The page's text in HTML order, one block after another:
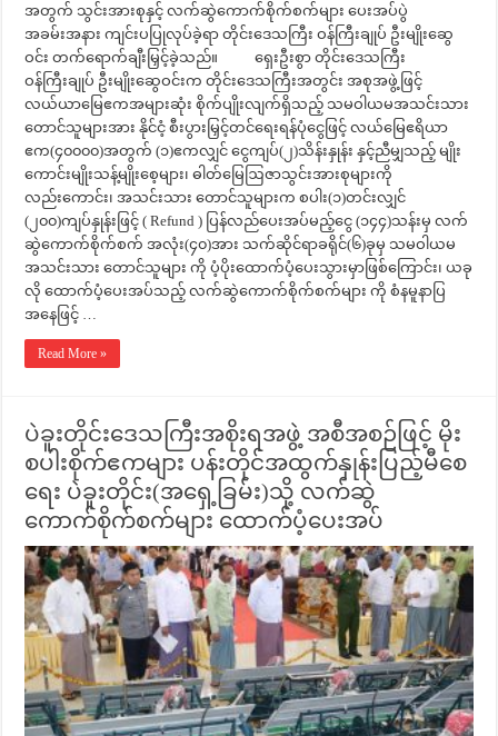
အတွက် သွင်းအားစုနှင့် လက်ဆွဲကောက်စိုက်စက်များ ပေးအပ်ပွဲ
အခမ်းအနား ကျင်းပပြုလုပ်ခဲ့ရာ တိုင်းဒေသကြီး ဝန်ကြီးချုပ် ဦးမျိုးဆွေ
ဝင်း တက်ရောက်ချီးမြှင့်ခဲ့သည်။ ရှေးဦးစွာ တိုင်းဒေသကြီး
ဝန်ကြီးချုပ် ဦးမျိုးဆွေဝင်းက တိုင်းဒေသကြီးအတွင်း အစုအဖွဲ့ဖြင့်
လယ်ယာမြေဧကအများဆုံး စိုက်ပျိုးလျက်ရှိသည့် သမဝါယမအသင်းသား
တောင်သူများအား နိုင်ငံ့ စီးပွားမြှင့်တင်ရေးရန်ပုံငွေဖြင့် လယ်မြေဧရိယာ
ဧက(၄၀၀၀၀)အတွက် (၁)ဧကလျှင် ငွေကျပ်(၂)သိန်းနှုန်း နှင့်ညီမျှသည့် မျိုး
ကောင်းမျိုးသန့်မျိုးစေ့များ၊ ဓါတ်မြေဩဇာသွင်းအားစုများကို
လည်းကောင်း၊ အသင်းသား တောင်သူများက စပါး(၁)တင်းလျှင်
(၂၀၀)ကျပ်နှုန်းဖြင့် ( Refund ) ပြန်လည်ပေးအပ်မည့်ငွေ (၁၄၄)သန်းမှ လက်
ဆွဲကောက်စိုက်စက် အလုံး(၄၀)အား သက်ဆိုင်ရာခရိုင်(၆)ခုမှ သမဝါယမ
အသင်းသား တောင်သူများ ကို ပံ့ပိုးထောက်ပံ့ပေးသွားမှာဖြစ်ကြောင်း၊ ယခု
လို ထောက်ပံ့ပေးအပ်သည့် လက်ဆွဲကောက်စိုက်စက်များ ကို စံနမူနာပြ
အနေဖြင့် …
Read More »
ပဲခူးတိုင်းဒေသကြီးအစိုးရအဖွဲ့ အစီအစဉ်ဖြင့် မိုး
စပါးစိုက်ဧကများ ပန်းတိုင်အထွက်နှုန်းပြည့်မီစေ
ရေး ပဲခူးတိုင်း(အရှေ့ခြမ်း)သို့ လက်ဆွဲ
ကောက်စိုက်စက်များ ထောက်ပံ့ပေးအပ်